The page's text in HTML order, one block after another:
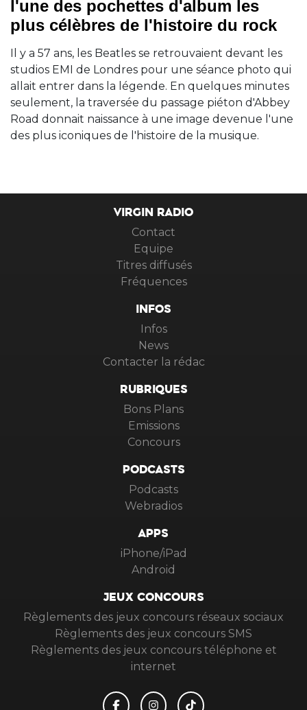
l'une des pochettes d'album les
plus célèbres de l'histoire du rock
Il y a 57 ans, les Beatles se retrouvaient devant les
studios EMI de Londres pour une séance photo qui
allait entrer dans la légende. En quelques minutes
seulement, la traversée du passage piéton d'Abbey
Road donnait naissance à une image devenue l'une
des plus iconiques de l'histoire de la musique.
VIRGIN RADIO
Contact
Equipe
Titres diffusés
Fréquences
INFOS
Infos
News
Contacter la rédac
RUBRIQUES
Bons Plans
Emissions
Concours
PODCASTS
Podcasts
Webradios
APPS
iPhone/iPad
Android
JEUX CONCOURS
Règlements des jeux concours réseaux sociaux
Règlements des jeux concours SMS
Règlements des jeux concours téléphone et
internet